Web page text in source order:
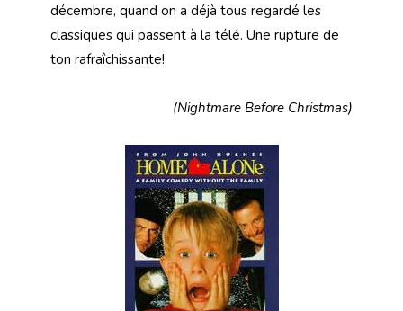
décembre, quand on a déjà tous regardé les
classiques qui passent à la télé. Une rupture de
ton rafraîchissante!
(Nightmare Before Christmas)